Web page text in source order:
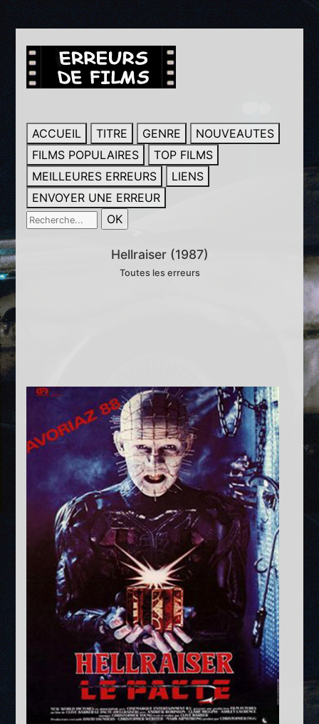
ACCUEIL TITRE GENRE
NOUVEAUTES
FILMS POPULAIRES
TOP FILMS
MEILLEURES ERREURS
LIENS
ENVOYER UNE ERREUR
Hellraiser (1987)
Toutes les erreurs